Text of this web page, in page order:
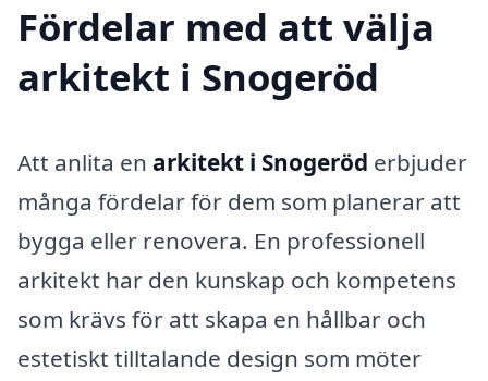
Fördelar med att välja
arkitekt i Snogeröd
Att anlita en arkitekt i Snogeröd erbjuder
många fördelar för dem som planerar att
bygga eller renovera. En professionell
arkitekt har den kunskap och kompetens
som krävs för att skapa en hållbar och
estetiskt tilltalande design som möter